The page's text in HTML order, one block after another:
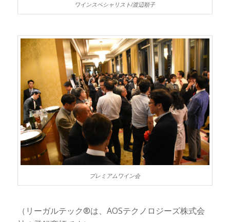
ワインスペシャリスト/渡辺順子
プレミアムワイン会
（リーガルテック®は、AOSテクノロジーズ株式会